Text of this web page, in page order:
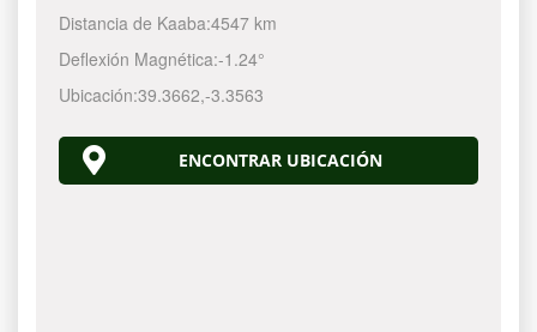
Distancia de Kaaba:4547 km
Deflexión Magnética:-1.24°
Ubicación:39.3662,-3.3563
ENCONTRAR UBICACIÓN